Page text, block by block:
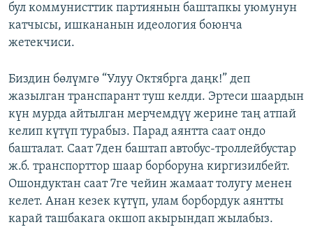
бул коммунисттик партиянын баштапкы уюмунун
катчысы, ишкананын идеология боюнча
жетекчиси.
Биздин бөлүмгө “Улуу Октябрга даңк!” деп
жазылган транспарант туш келди. Эртеси шаардын
күн мурда айтылган мерчемдүү жерине таң атпай
келип күтүп турабыз. Парад аянтта саат ондо
башталат. Саат 7ден баштап автобус-троллейбустар
ж.б. транспорттор шаар борборуна киргизилбейт.
Ошондуктан саат 7ге чейин жамаат толугу менен
келет. Анан кезек күтүп, улам борбордук аянтты
карай ташбакага окшоп акырындап жылабыз.